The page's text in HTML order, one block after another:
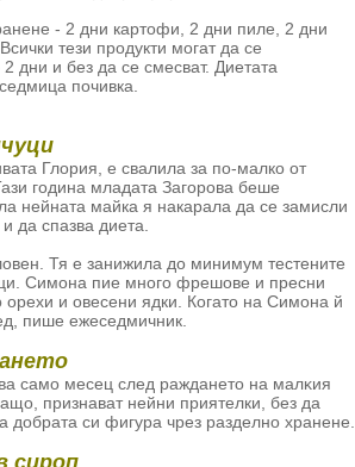
- 2 дни картофи, 2 дни пиле, 2 дни
тези продукти могат да се
дни и без да се смесват. Диетата
почивка.
Глория, е свалила за по-малко от
година младата Загорова беше
нейната майка я накарала да се замисли
да спазва диета.
Тя е занижила до минимум тестените
Симона пие много фрешове и пресни
и овесени ядки. Когато на Симона й
пише ежеседмичник.
caмo мeceц cлeд paждaнeтo нa мaлĸия
признават нейни приятелки, без да
добрата си фигура чрез paздeлнo xpaнeнe.
сироп